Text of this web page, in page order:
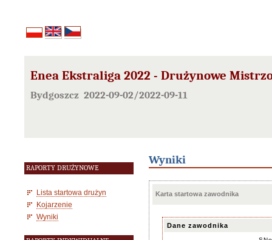
Enea Ekstraliga 2022 - Drużynowe
Bydgoszcz 2022-09-02/2022-09-11
RAPORTY DRUŻYNOWE
Lista startowa drużyn
Kojarzenie
Wyniki
Wyniki
Karta startowa zawodnika
Dane zawodnika